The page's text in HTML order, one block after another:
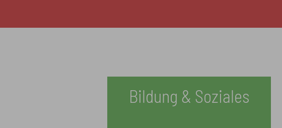
Bildung & Soziales